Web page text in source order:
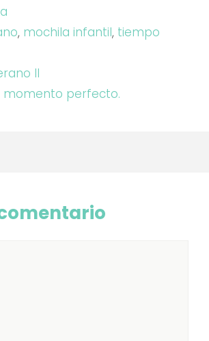
, mochila infantil, tiempo
II
momento perfecto.